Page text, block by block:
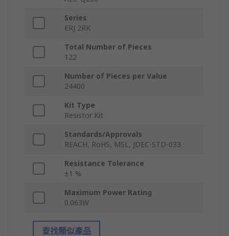
Series
ERJ 2RK
Total Number of Pieces
122
Number of Pieces per Value
24400
Kit Type
Resistor Kit
Standards/Approvals
REACH, RoHS, MSL, JDEC-STD-033
Resistance Tolerance
±1 %
Maximum Power Rating
0.063W
查找類似產品